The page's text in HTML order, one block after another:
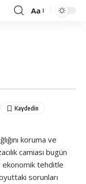
Font
Aa
koruma ve
camiası bugün
ekonomik tehditle
sorunları